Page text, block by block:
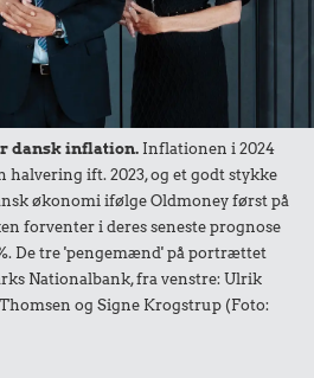
15 kr.
Taxatur,
6,18 kr.
Snaps
dansk inflation. Inflationen i 2024
halvering ift. 2023, og et godt stykke
økonomi ifølge Oldmoney først på
forventer i deres seneste prognose
De tre 'pengemænd' på portrættet
Nationalbank, fra venstre: Ulrik
og Signe Krogstrup (Foto: